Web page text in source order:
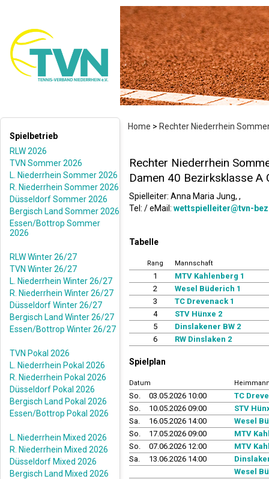
Home > Rechter Niederrhein
Spielbetrieb
RLW 2026
TVN Sommer 2026
L. Niederrhein Sommer 2026
R. Niederrhein Sommer 2026
Düsseldorf Sommer 2026
Bergisch Land Sommer 2026
Essen/Bottrop Sommer
2026
RLW Winter 26/27
TVN Winter 26/27
L. Niederrhein Winter 26/27
R. Niederrhein Winter 26/27
Düsseldorf Winter 26/27
Bergisch Land Winter 26/27
Essen/Bottrop Winter 26/27
TVN Pokal 2026
L. Niederrhein Pokal 2026
R. Niederrhein Pokal 2026
Düsseldorf Pokal 2026
Bergisch Land Pokal 2026
Essen/Bottrop Pokal 2026
L. Niederrhein Mixed 2026
R. Niederrhein Mixed 2026
Düsseldorf Mixed 2026
Bergisch Land Mixed 2026
Rechter Niederrhein
Damen 40 Bezirksklasse A
Spielleiter: Anna Maria Jung, ,
Tel: / eMail: wettspielleiter@tvn-
Tabelle
Rang Mannschaft
1
MTV Kahlenberg 1
2
Wesel Büderich 1
3
TC Drevenack 1
4
STV Hünxe 2
5
Dinslakener BW 2
6
RW Dinslaken 2
Spielplan
Datum
So. 03.05.2026 10:00
TC
So.
10.05.2026 09:00
STV
Sa.
16.05.2026 14:00
Wesel
So.
17.05.2026 09:00
MTV
So.
07.06.2026 12:00
MTV
Sa.
13.06.2026 14:00
Wesel